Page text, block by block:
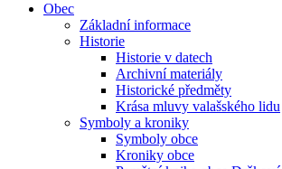
Obec
Základní informace
Historie
Historie v datech
Archivní materiály
Historické předměty
Krása mluvy valašského lidu
Symboly a kroniky
Symboly obce
Kroniky obce